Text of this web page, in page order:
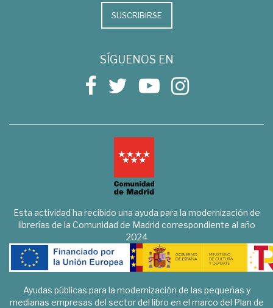
SUSCRIBIRSE
SÍGUENOS EN
Esta actividad ha recibido una ayuda para la modernización de
librerías de la Comunidad de Madrid correspondiente al año
2024
Ayudas públicas para la modernización de las pequeñas y
medianas empresas del sector del libro en el marco del Plan de